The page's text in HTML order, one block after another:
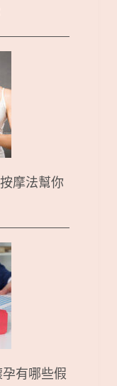
摩法幫你
有哪些假